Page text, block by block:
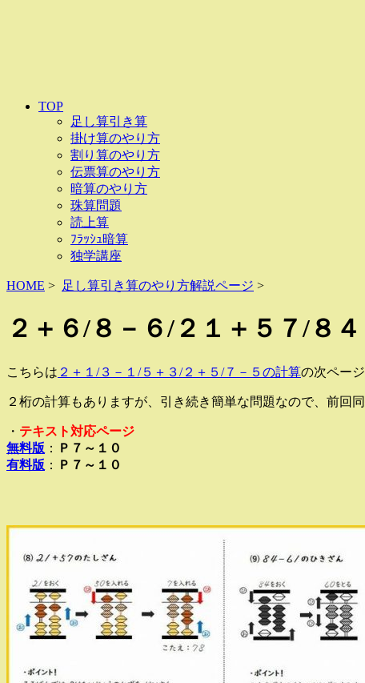
TOP
足し算引き算
掛け算のやり方
割り算のやり方
伝票算のやり方
暗算のやり方
珠算問題
読上算
ﾌﾗｯｼｭ暗算
独学講座
HOME > 足し算引き算のやり方解説ページ >
２＋６/８－６/２１＋５７/８
こちらは ２＋１/３－１/５＋３/２＋５/７－５の計算の次ペー
２桁の計算もありますが、引き続き簡単な問題なので、前回
・ テキスト対応ページ
無料版 ：
Ｐ７～１０
有料版 ： Ｐ７～１０